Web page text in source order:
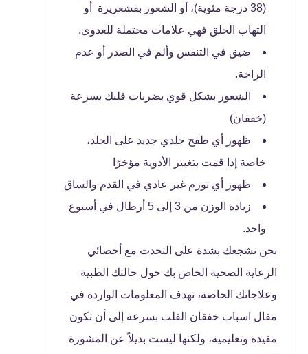
(38 درجة مئوية)، أو الشعور بقشعريرة أو
التهاب الحلق فهي علامات محتملة للعدوى.
ضيق في التنفس وألم في الصدر أو عدم
الراحة.
الشعور بشكل قوي بضربات قلبك بسرعة
(خفقان)
ظهور أي طفح جلدي جديد على الجلد،
خاصة إذا قمت بتغيير الأدوية مؤخرًا
ظهور أي تورم غير عادي في القدم والساق
زيادة الوزن من 3 إلى 5 أرطال في أسبوع
واحد.
نحن نشجعك بشدة على التحدث مع أخصائي
الرعاية الصحية الخاص بك حول حالتك الطبية
وعلاجاتك الخاصة، تهدف المعلومات الواردة في
مقال اسباب خفقان القلب بسرعة إلى أن تكون
مفيدة وتعليمية، ولكنها ليست بديلاً عن المشورة